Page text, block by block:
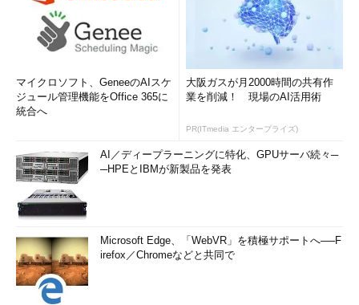
マイクロソフト、GeneeのAIスケ
ジュール管理機能をOffice 365に
統合へ
大阪ガスが月2000時間の共有作
業を削減！ 現場のAI活用術
PR(ITmedia エンタープライズ)
AI／ディープラーニングに特化、GPUサーバ続々─
─HPEとIBMが新製品を発表
Microsoft Edge、「WebVR」を積極サポートへ──F
irefox／Chromeなどと共同で